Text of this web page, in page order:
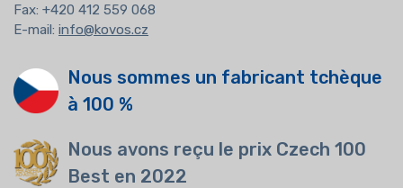
Fax: +420 412 559 068
E-mail: info@kovos.cz
Nous sommes un fabricant tchèque
à 100 %
Nous avons reçu le prix Czech 100
Best en 2022